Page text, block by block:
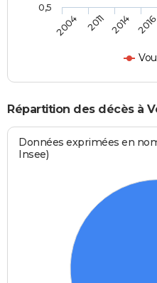
2004 2011 2014 2016
0,5
Répartition des décès à
Données exprimées en
Insee)